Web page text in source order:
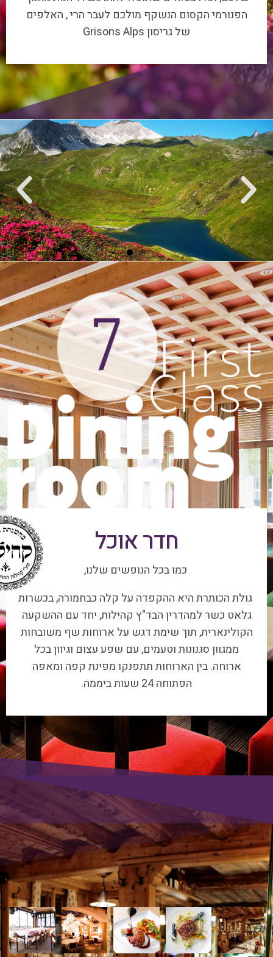
חדר אוכל
גולת הכותרת היא ההקפדה על קלה כבחמורה, בכשרות
גלאט כשר למהדרין הבד"ץ קהילות, יחד עם ההשקעה
הקולינארית, תוך שימת דגש על ארוחות שף משובחות
ממגוון סגנונות וטעמים, עם שפע עצום וגיוון בכל
ארוחה. בין הארוחות תתפנקו מפינת קפה ומאפה
הפתוחה 24 שעות ביממה.